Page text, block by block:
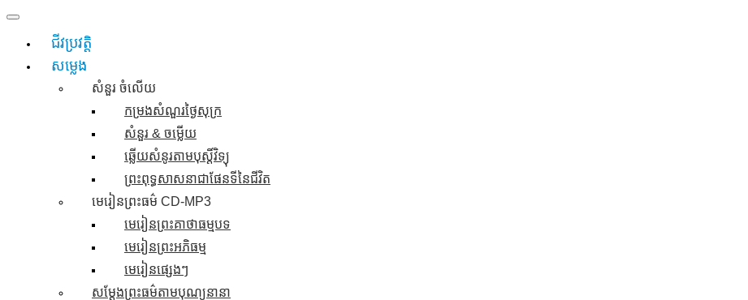
Skip
content
ជីវប្រវត្តិ
សម្លេង
សំនួរ ចំលេីយ
កម្រងសំណួរថ្ងៃសុក្រ
សំនួរ & ចម្លើយ
ឆ្លើយសំនូរតាមបុស្តិ៍វិទ្យុ
ព្រះពុទ្ធសាសនាជាផែនទីនៃជីវិត
មេរៀនព្រះធម៌ CD-MP3
មេរៀនព្រះគាថាធម្មបទ
មេរៀនព្រះអភិធម្ម
មេរៀនផ្សេងៗ
សម្តែងព្រះធម៌តាមបុណ្យនានា